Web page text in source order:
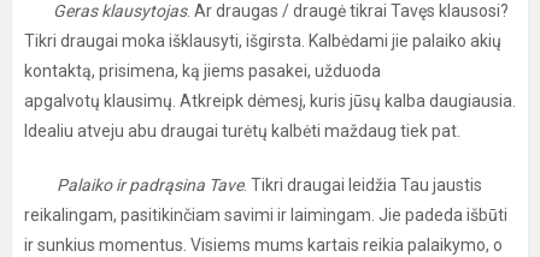
Geras klausytojas. Ar draugas / draugė tikrai Tavęs klausosi?
Tikri draugai moka išklausyti, išgirsta. Kalbėdami jie palaiko akių
kontaktą, prisimena, ką jiems pasakei, užduoda
apgalvotų klausimų. Atkreipk dėmesį, kuris jūsų kalba daugiausia.
Idealiu atveju abu draugai turėtų kalbėti maždaug tiek pat.
Palaiko ir padrąsina Tave. Tikri draugai leidžia Tau jaustis
reikalingam, pasitikinčiam savimi ir laimingam. Jie padeda išbūti
ir sunkius momentus. Visiems mums kartais reikia palaikymo, o